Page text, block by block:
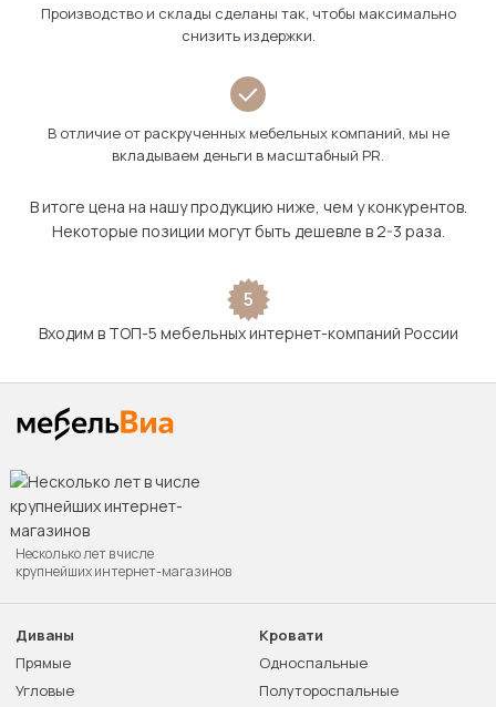
Производство и склады сделаны так, чтобы максимально
снизить издержки.
В отличие от раскрученных мебельных компаний, мы не
вкладываем деньги в масштабный PR.
В итоге цена на нашу продукцию ниже, чем у конкурентов.
Некоторые позиции могут быть дешевле в 2-3 раза.
5
Входим в ТОП-5 мебельных интернет-компаний России
Несколько лет в числе
крупнейших интернет-магазинов
Диваны
Прямые
Угловые
Кровати
Односпальные
Полутороспальные